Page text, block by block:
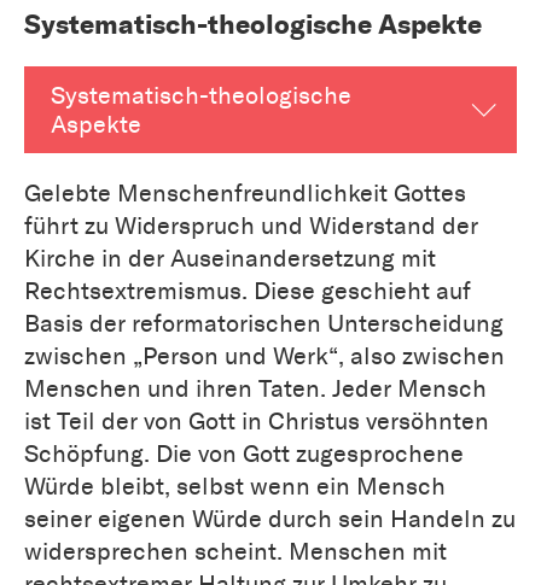
Systematisch-theologische Aspekte
Systematisch-theologische
Aspekte
Gelebte Menschenfreundlichkeit Gottes
führt zu Widerspruch und Widerstand der
Kirche in der Auseinandersetzung mit
Rechtsextremismus. Diese geschieht auf
Basis der reformatorischen Unterscheidung
zwischen „Person und Werk“, also zwischen
Menschen und ihren Taten. Jeder Mensch
ist Teil der von Gott in Christus versöhnten
Schöpfung. Die von Gott zugesprochene
Würde bleibt, selbst wenn ein Mensch
seiner eigenen Würde durch sein Handeln zu
widersprechen scheint. Menschen mit